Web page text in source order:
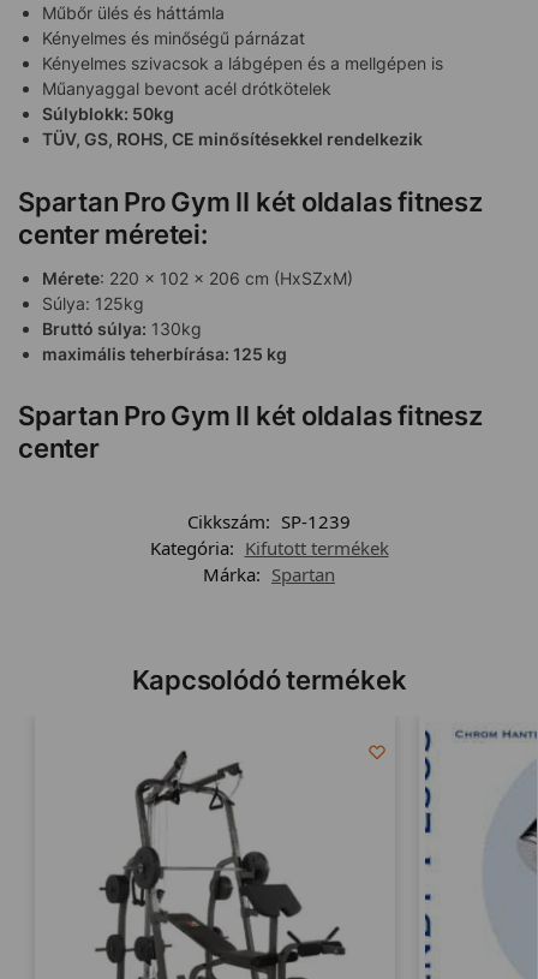
Műbőr ülés és háttámla
Kényelmes és minőségű párnázat
Kényelmes szivacsok a lábgépen és a mellgépen is
Műanyaggal bevont acél drótkötelek
Súlyblokk: 50kg
TÜV, GS, ROHS, CE minősítésekkel rendelkezik
Spartan Pro Gym II két oldalas fitnesz
center méretei:
Mérete: 220 x 102 x 206 cm (HxSZxM)
Súlya: 125kg
Bruttó súlya: 130kg
maximális teherbírása: 125 kg
Spartan Pro Gym II két oldalas fitnesz
center
Cikkszám: SP-1239
Kategória: Kifutott termékek
Márka: Spartan
Kapcsolódó termékek